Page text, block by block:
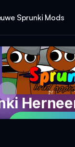
Sprunki Mods